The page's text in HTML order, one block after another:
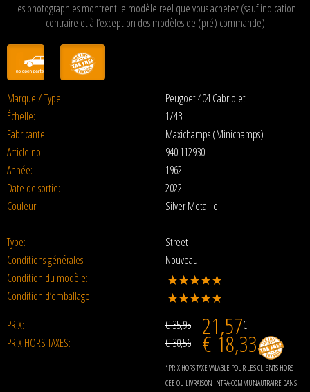
Les photographies montrent le modèle reel que vous achetez (sauf indication
contraire et à l’exception des modèles de (pré) commande)
Marque / Type:
Peugoet 404 Cabriolet
Échelle:
1/43
Fabricante:
Maxichamps (Minichamps)
Article no:
940 112930
Année:
1962
Date de sortie:
2022
Couleur:
Silver Metallic
Type:
Street
Conditions générales:
Nouveau
Condition du modèle:
Condition d’emballage:
PRIX:
€ 35,95 €
21,57
PRIX HORS TAXES: € 30,56 € 18,33
*PRIX HORS TAXE VALABLE POUR LES CLIENTS HORS
CEE OU LIVRAISON INTRA-COMMUNAUTRAIRE DANS